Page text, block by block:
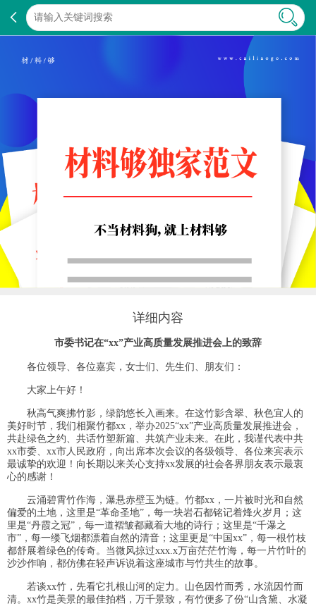
详细内容
市委书记在“xx”产业高质量发展推进会上的致辞
各位领导、各位嘉宾，女士们、先生们、朋友们：
大家上午好！
秋高气爽拂竹影，绿韵悠长入画来。在这竹影含翠、秋色宜人的
美好时节，我们相聚竹都xx，举办2025“xx”产业高质量发展推进会，
共赴绿色之约、共话竹塑新篇、共筑产业未来。在此，我谨代表中共
xx市委、xx市人民政府，向出席本次会议的各级领导、各位来宾表示
最诚挚的欢迎！向长期以来关心支持xx发展的社会各界朋友表示最衷
心的感谢！
云涌碧霄竹作海，瀑悬赤壁玉为链。竹都xx，一片被时光和自然
偏爱的土地，这里是“革命圣地”，每一块岩石都铭记着烽火岁月；这
里是“丹霞之冠”，每一道褶皱都藏着大地的诗行；这里是“千瀑之
市”，每一缕飞烟都漂着自然的清音；这里更是“中国xx”，每一根竹枝
都舒展着绿色的传奇。当微风掠过xxx.x万亩茫茫竹海，每一片竹叶的
沙沙作响，都仿佛在轻声诉说着这座城市与竹共生的故事。
若谈xx竹，先看它扎根山河的定力。山色因竹而秀，水流因竹而
清。xx竹是美景的最佳拍档，万千景致，有竹便多了份“山含黛、水凝